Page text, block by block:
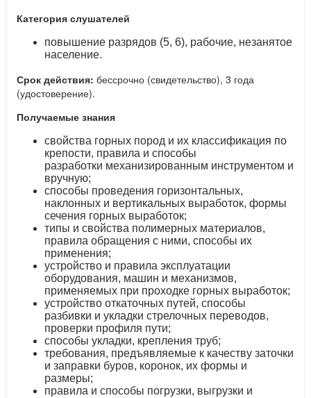
Категория слушателей
повышение разрядов (5, 6), рабочие, незанятое
население.
Срок действия: бессрочно (свидетельство), 3 года
(удостоверение).
Получаемые знания
свойства горных пород и их классификация по
крепости, правила и способы
разработки механизированным инструментом и
вручную;
способы проведения горизонтальных,
наклонных и вертикальных выработок, формы
сечения горных выработок;
типы и свойства полимерных материалов,
правила обращения с ними, способы их
применения;
устройство и правила эксплуатации
оборудования, машин и механизмов,
применяемых при проходке горных выработок;
устройство откаточных путей, способы
разбивки и укладки стрелочных переводов,
проверки профиля пути;
способы укладки, крепления труб;
требования, предъявляемые к качеству заточки
и заправки буров, коронок, их формы и
размеры;
правила и способы погрузки, выгрузки и